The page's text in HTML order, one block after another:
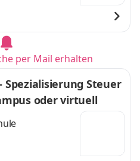
per Mail erhalten
Spezialisierung Steuer
oder virtuell